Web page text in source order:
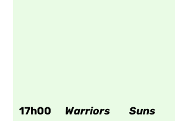
17h00 Warriors Suns